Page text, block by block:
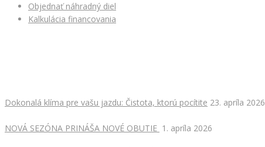
Objednať náhradný diel
Kalkulácia financovania
Dokonalá klíma pre vašu jazdu: Čistota, ktorú pocítite 23. apríla 2026
NOVÁ SEZÓNA PRINÁŠA NOVÉ OBUTIE 1. apríla 2026